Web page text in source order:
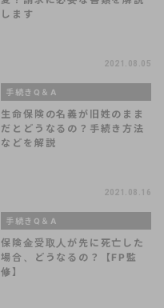
します
2021.08.05
手続きQ＆A
生命保険の名義が旧姓のまま
だとどうなるの？手続き方法
などを解説
2021.08.16
手続きQ＆A
保険金受取人が先に死亡した
場合、どうなるの？【FP監
修】